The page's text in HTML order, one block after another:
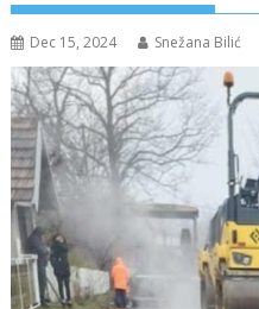
Dec 15, 2024 Snežana Bilić